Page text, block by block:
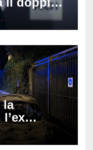
Ornella
la
35enne